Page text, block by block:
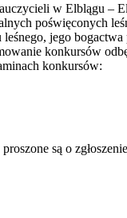
w Elblągu –
poświęconych
jego
konkursów
konkursów:
są o